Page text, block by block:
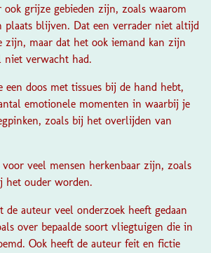
grijze gebieden zijn, zoals waarom
plaats blijven. Dat een verrader niet altijd
zijn, maar dat het ook iemand kan zijn
niet verwacht had.
een doos met tissues bij de hand hebt,
emotionele momenten in waarbij je
zoals bij het overlijden van
veel mensen herkenbaar zijn, zoals
het ouder worden.
de auteur veel onderzoek heeft gedaan
over bepaalde soort vliegtuigen die in
Ook heeft de auteur feit en fictie